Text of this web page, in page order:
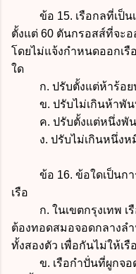
ข้อ 15. เรือกลที่เป็นเรื
ตั้งแต่ 60 ตันกรอสส์ที่จะ
โดยไม่แจ้งกำหนดออกเรื
ใด
ก. ปรับตั้งแต่ห้าร้อย
ข. ปรับไม่เกินห้าพัน
ค. ปรับตั้งแต่หนึ่งพัน
ง. ปรับไม่เกินหนึ่งห
ข้อ 16. ข้อใดเป็นกา
เรือ
ก. ในเขตกรุงเทพ เรื
ต้องทอดสมอจอดกลางล
ทั้งสองตัว เพื่อกันไม่ให้เ
ข. เรือกำปั่นที่ผูกจอด